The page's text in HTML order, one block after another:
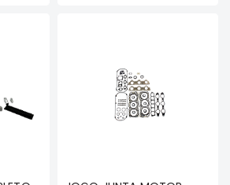
Acessórios